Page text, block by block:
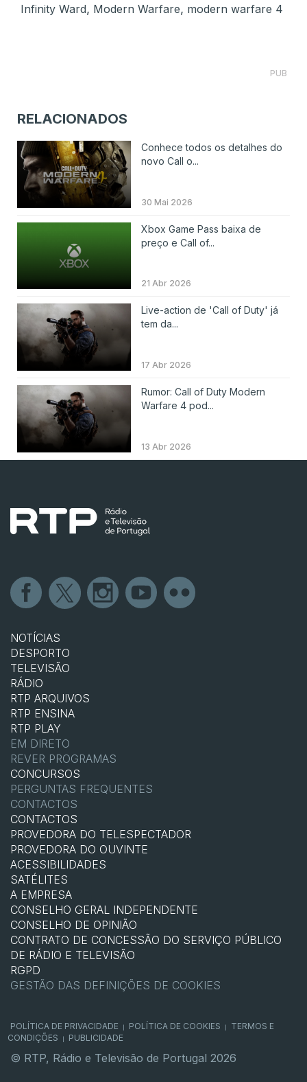
Infinity Ward, Modern Warfare, modern warfare 4
PUB
RELACIONADOS
Conhece todos os detalhes do
novo Call o...
30 Mai 2026
Xbox Game Pass baixa de
preço e Call of...
21 Abr 2026
Live-action de 'Call of Duty' já
tem da...
17 Abr 2026
Rumor: Call of Duty Modern
Warfare 4 pod...
13 Abr 2026
NOTÍCIAS
DESPORTO
TELEVISÃO
RÁDIO
RTP ARQUIVOS
RTP ENSINA
RTP PLAY
EM DIRETO
REVER PROGRAMAS
CONCURSOS
PERGUNTAS FREQUENTES
CONTACTOS
CONTACTOS
PROVEDORA DO TELESPECTADOR
PROVEDORA DO OUVINTE
ACESSIBILIDADES
SATÉLITES
A EMPRESA
CONSELHO GERAL INDEPENDENTE
CONSELHO DE OPINIÃO
CONTRATO DE CONCESSÃO DO SERVIÇO PÚBLICO
DE RÁDIO E TELEVISÃO
RGPD
GESTÃO DAS DEFINIÇÕES DE COOKIES
POLÍTICA DE PRIVACIDADE POLÍTICA DE COOKIES
TERMOS E
CONDIÇÕES
PUBLICIDADE
© RTP, Rádio e Televisão de Portugal 2026